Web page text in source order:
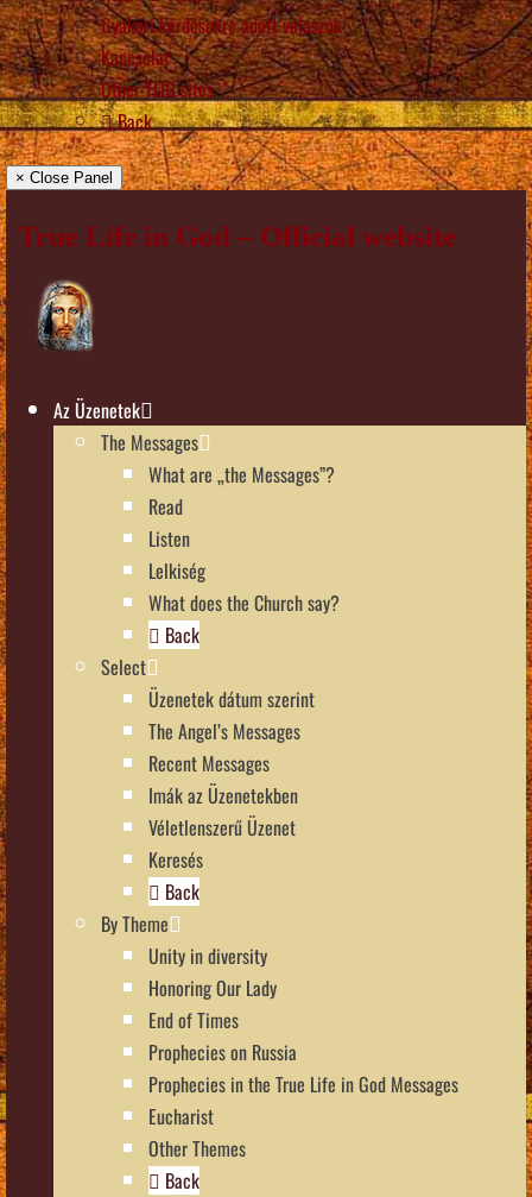
Gyakori kérdésekre adott válaszok
Kapcsolat
Other TLIG sites
Back
× Close Panel
True Life in God – Official website
Az Üzenetek
The Messages
What are „the Messages”?
Read
Listen
Lelkiség
What does the Church say?
Back
Select
Üzenetek dátum szerint
The Angel’s Messages
Recent Messages
Imák az Üzenetekben
Véletlenszerű Üzenet
Keresés
Back
By Theme
Unity in diversity
Honoring Our Lady
End of Times
Prophecies on Russia
Prophecies in the True Life in God Messages
Eucharist
Other Themes
Back